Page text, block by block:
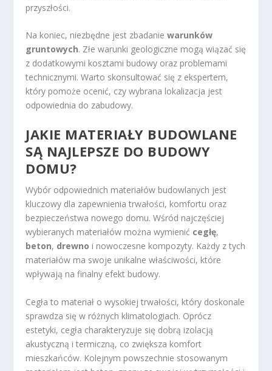
przyszłości.
Na koniec, niezbędne jest zbadaniewarunków
gruntowych. Złe warunki geologiczne mogą wiązać się
z dodatkowymi kosztami budowy oraz problemami
technicznymi. Warto skonsultować się z ekspertem,
który pomoże ocenić, czy wybrana lokalizacja jest
odpowiednia do zabudowy.
JAKIE MATERIAŁY BUDOWLANE
SĄ NAJLEPSZE DO BUDOWY
DOMU?
Wybór odpowiednich materiałów budowlanych jest
kluczowy dla zapewnienia trwałości, komfortu oraz
bezpieczeństwa nowego domu. Wśród najczęściej
wybieranych materiałów można wymienić cegłę,
beton, drewno i nowoczesne kompozyty. Każdy z tych
materiałów ma swoje unikalne właściwości, które
wpływają na finalny efekt budowy.
Cegła to materiał o wysokiej trwałości, który doskonale
sprawdza się w różnych klimatologiach. Oprócz
estetyki, cegła charakteryzuje się dobrą izolacją
akustyczną i termiczną, co zwiększa komfort
mieszkańców. Kolejnym powszechnie stosowanym